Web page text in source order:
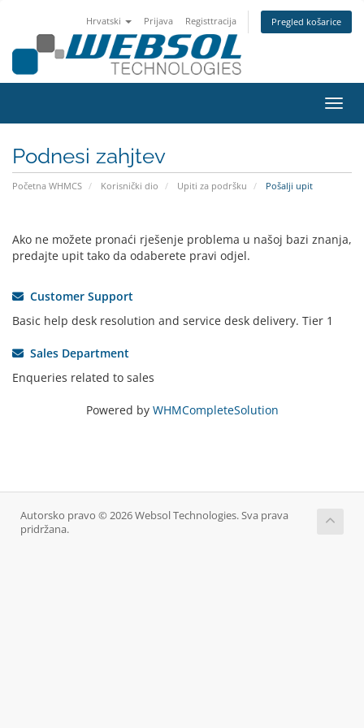
Hrvatski Prijava Registtracija Pregled košarice
Podnesi zahjtev
Početna WHMCS Korisnički dio Upiti za podršku Pošalji upit
Ako ne možete pronaći rješenje problema u našoj bazi znanja,
predajte upit tako da odaberete pravi odjel.
Customer Support
Basic help desk resolution and service desk delivery. Tier 1
Sales Department
Enqueries related to sales
Powered by WHMCompleteSolution
Autorsko pravo © 2026 Websol Technologies. Sva prava
pridržana.